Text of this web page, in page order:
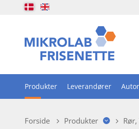
Produkter Leverandører
Forside Produkter